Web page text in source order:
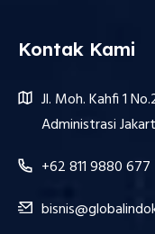
Kontak Kami
Jl. Moh. Kahfi 1
Administrasi
+62 811 9880 677